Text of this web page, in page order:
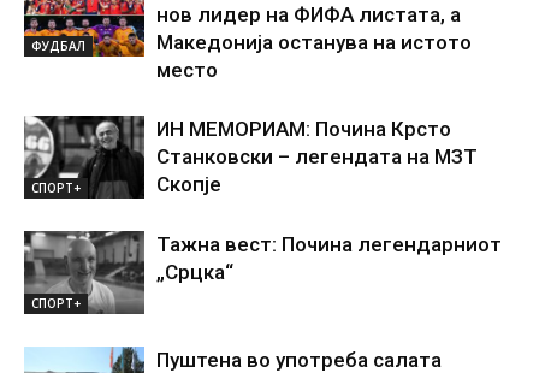
ФУДБАЛ
нов лидер на ФИФА листата, а
Македонија останува на истото
место
СПОРТ+
ИН МЕМОРИАМ: Почина Крсто
Станковски – легендата на МЗТ
Скопје
СПОРТ+
Тажна вест: Почина легендарниот
„Срцка“
Пуштена во употреба салата